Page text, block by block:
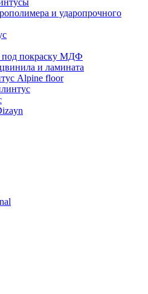
и ударопрочного
под покраску МДФ
и ламината
Alpine floor